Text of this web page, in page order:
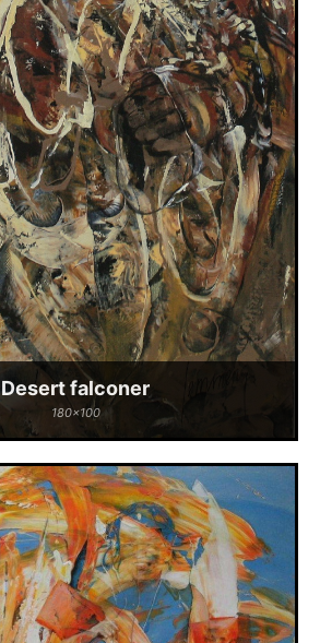
Desert falconer
180x100